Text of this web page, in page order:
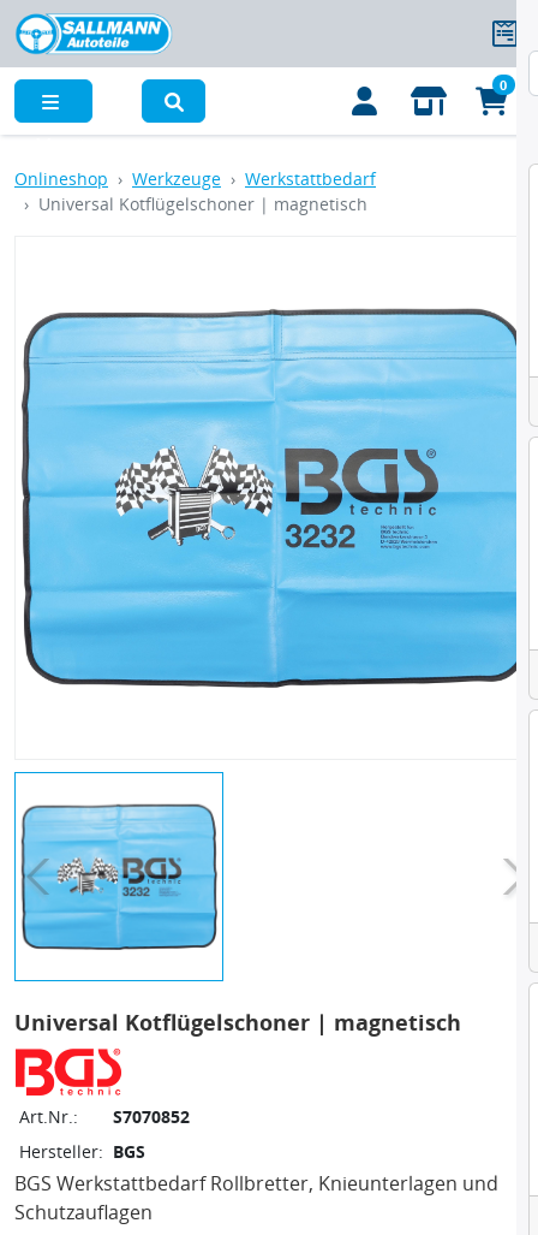
0
Onlineshop Werkzeuge
Werkstattbedarf
Universal Kotflügelschoner | magnetisch
Universal Kotflügelschoner | magnetisch
Art.Nr.:
S7070852
Hersteller: BGS
BGS Werkstattbedarf Rollbretter, Knieunterlagen und
Schutzauflagen